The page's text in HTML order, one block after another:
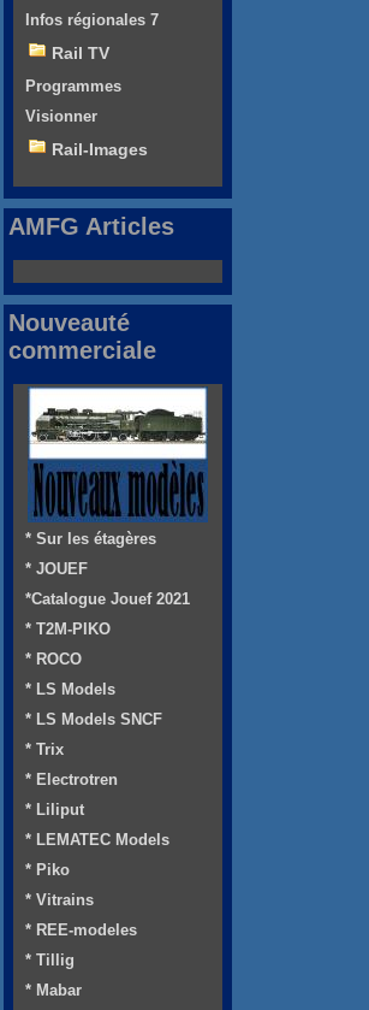
Infos régionales 7
Rail TV
Programmes
Visionner
Rail-Images
AMFG Articles
Nouveauté
commerciale
* Sur les étagères
* JOUEF
*Catalogue Jouef 2021
* T2M-PIKO
* ROCO
* LS Models
* LS Models SNCF
* Trix
* Electrotren
* Liliput
* LEMATEC Models
* Piko
* Vitrains
* REE-modeles
* Tillig
* Mabar